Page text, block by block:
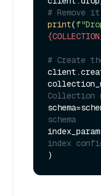
# Remove
print(
# Create
Collection
schema
index